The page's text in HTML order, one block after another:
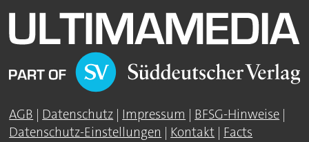
AGB | Datenschutz | Impressum | BFSG-Hinweise |
Datenschutz-Einstellungen | Kontakt | Facts